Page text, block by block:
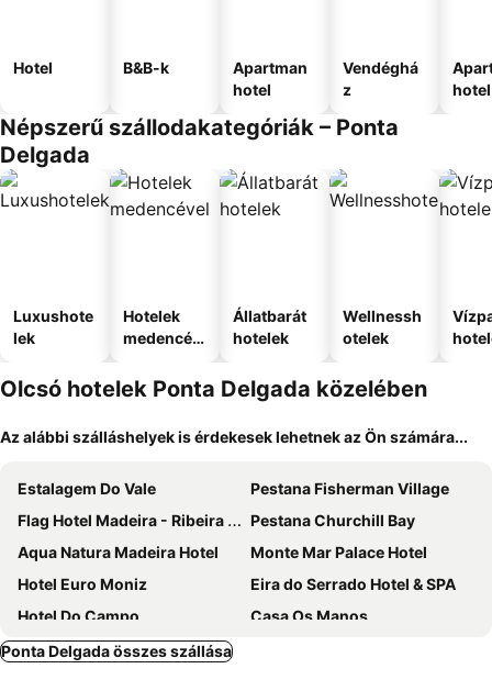
Hotel B&B-k
Apartman
hotel
Vendéghá
z
hotel
Népszerű szállodakategóriák – Ponta
Delgada
Luxushote
lek
Hotelek
medencév
Állatbarát
hotelek
Wellnessh
otelek
Olcsó hotelek Ponta Delgada közelében
Az alábbi szálláshelyek is érdekesek lehetnek az Ön számára...
Estalagem Do Vale
Pestana Fisherman Village
Flag Hotel Madeira - Ribeira Brava
Pestana Churchill Bay
Aqua Natura Madeira Hotel
Monte Mar Palace Hotel
Hotel Euro Moniz
Eira do Serrado Hotel & SPA
Hotel Do Campo
Casa Os Manos
Pestana Quinta Do Arco
Ponta Delgada összes szállása